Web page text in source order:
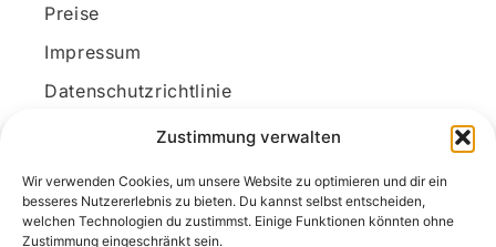
Zustimmung verwalten
Wir verwenden Cookies, um unsere Website zu optimieren und dir ein
besseres Nutzererlebnis zu bieten. Du kannst selbst entscheiden,
welchen Technologien du zustimmst. Einige Funktionen könnten ohne
Zustimmung eingeschränkt sein.
Preise
Impressum
Datenschutzrichtlinie
Kundenkonto
Unsere Kontaktdaten
E-Mail: kontakt@docanonym.com